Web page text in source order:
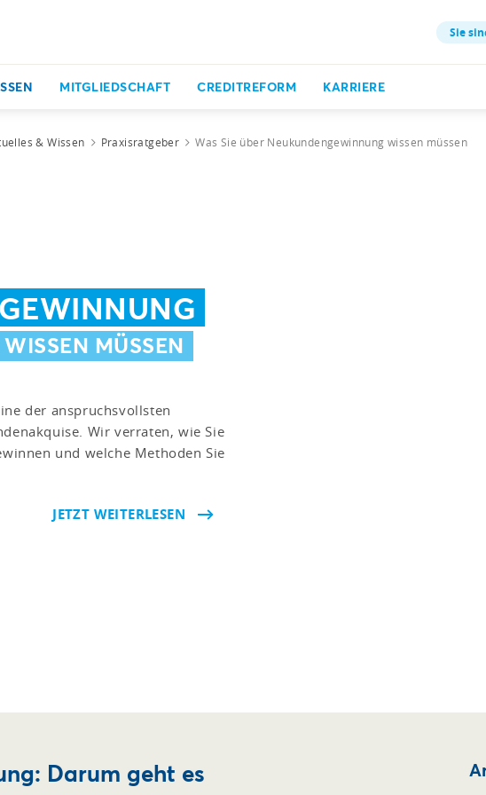
Sie
MITGLIEDSCHAFT CREDITREFORM KARRIERE
& Wissen Praxisratgeber Was Sie über Neukundengewinnung wissen müssen
MÜSSEN
der anspruchsvollsten
Wir verraten, wie Sie
und welche Methoden Sie
JETZT WEITERLESEN
Darum geht es